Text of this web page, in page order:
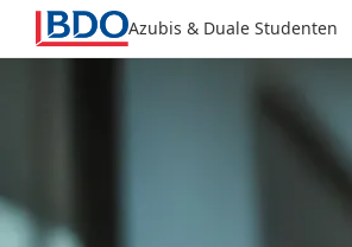
Azubis & Duale Studenten